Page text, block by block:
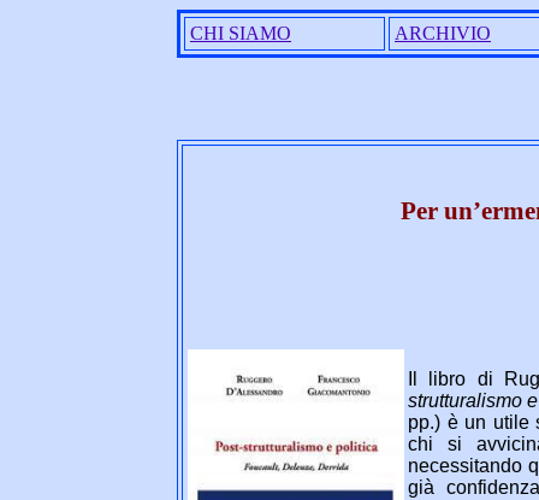
CHI SIAMO ARCHIVIO
Per
Il libro di
strutturalismo
pp.) è un utile
chi si
necessitando
già